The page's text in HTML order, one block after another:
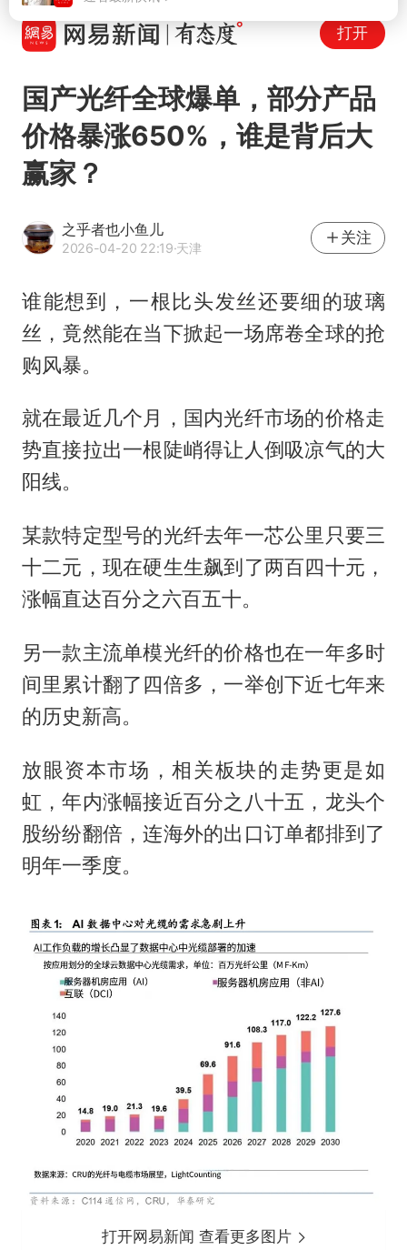
打开
国产光纤全球爆单，部分产品
价格暴涨650%，谁是背后大
赢家？
之乎者也小鱼儿
2026-04-20 22:19·天津
关注
谁能想到，一根比头发丝还要细的玻璃
丝，竟然能在当下掀起一场席卷全球的抢
购风暴。
就在最近几个月，国内光纤市场的价格走
势直接拉出一根陡峭得让人倒吸凉气的大
阳线。
某款特定型号的光纤去年一芯公里只要三
十二元，现在硬生生飙到了两百四十元，
涨幅直达百分之六百五十。
另一款主流单模光纤的价格也在一年多时
间里累计翻了四倍多，一举创下近七年来
的历史新高。
放眼资本市场，相关板块的走势更是如
虹，年内涨幅接近百分之八十五，龙头个
股纷纷翻倍，连海外的出口订单都排到了
明年一季度。
打开网易新闻 查看更多图片